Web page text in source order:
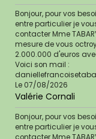
Bonjour, pour vos
entre particulier je
contacter Mme
mesure de vous
2.000.000 d'euros
Voici son mail :
Le 07/08/2026
Valérie Cornali
Bonjour, pour vos
entre particulier je